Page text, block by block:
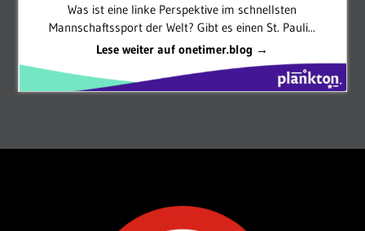
Was ist eine linke Perspektive im schnellsten
Mannschaftssport der Welt? Gibt es einen St. Pauli...
Lese weiter auf onetimer.blog →